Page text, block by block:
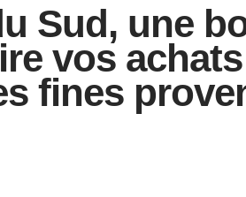
Sud, une
vos achats
fines